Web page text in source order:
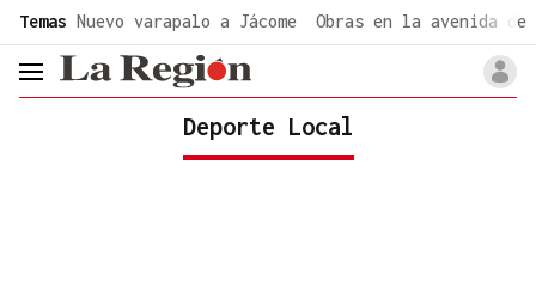
Temas Nuevo varapalo a Jácome Obras en la avenida de
header.menu.open
Deporte Local